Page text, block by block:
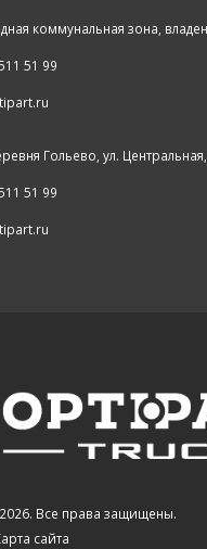
коммунальная зона,
51 99
Гольево, ул.
51 99
Все права защищены.
сайта